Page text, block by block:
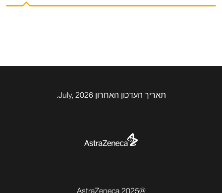
תאריך העדכון האחרון July, 2026.
@2025 AstraZeneca